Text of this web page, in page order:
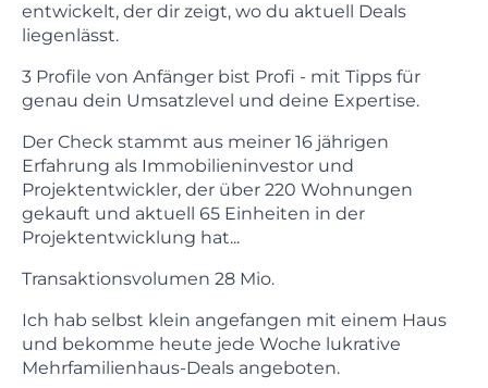
entwickelt, der dir zeigt, wo du aktuell Deals
liegenlässt.
3 Profile von Anfänger bist Profi - mit Tipps für
genau dein Umsatzlevel und deine Expertise.
Der Check stammt aus meiner 16 jährigen
Erfahrung als Immobilieninvestor und
Projektentwickler, der über 220 Wohnungen
gekauft und aktuell 65 Einheiten in der
Projektentwicklung hat...
Transaktionsvolumen 28 Mio.
Ich hab selbst klein angefangen mit einem Haus
und bekomme heute jede Woche lukrative
Mehrfamilienhaus-Deals angeboten.